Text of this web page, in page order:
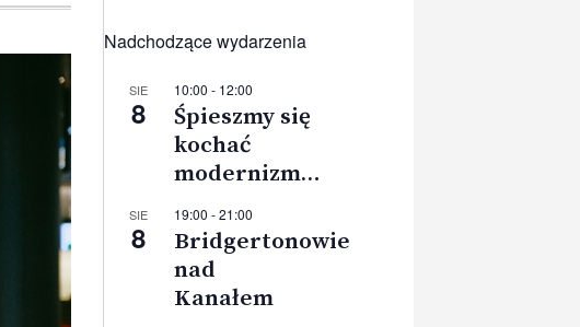
Nadchodzące wydarzenia
SIE
8
10:00 - 12:00
Śpieszmy się
kochać
modernizm…
SIE
8
19:00 -21:00
Bridgertonowie
nad
Kanałem